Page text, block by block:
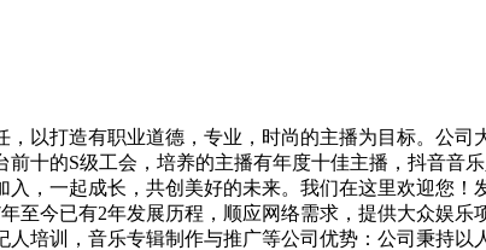
以打造有职业道德，专业，时尚的主播为目标。公司
十的S级工会，培养的主播有年度十佳主播，抖音音
，一起成长，共创美好的未来。我们在这里欢迎您！
至今已有2年发展历程，顺应网络需求，提供大众娱乐
培训，音乐专辑制作与推广等公司优势：公司秉持以